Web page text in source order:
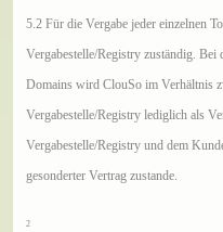
5.2 Für die Vergabe jeder einzelnen
Vergabestelle/Registry zuständig.
Domains wird ClouSo im Verhältnis
Vergabestelle/Registry lediglich als
Vergabestelle/Registry und dem
gesonderter Vertrag zustande.
2